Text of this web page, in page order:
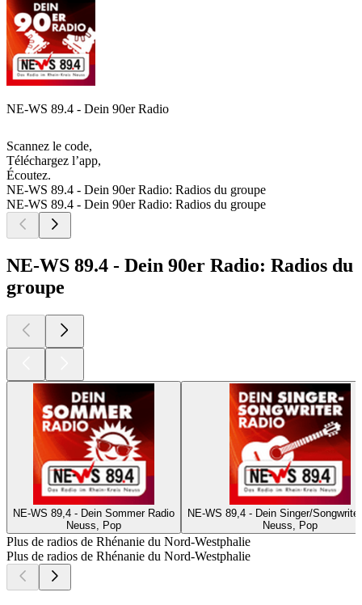
NE-WS 89.4 - Dein 90er Radio
Scannez le code,
Téléchargez l’app,
Écoutez.
NE-WS 89.4 - Dein 90er Radio: Radios du groupe
NE-WS 89.4 - Dein 90er Radio: Radios du groupe
NE-WS 89.4 - Dein 90er Radio: Radios du
groupe
NE-WS 89,4 - Dein Sommer Radio
Neuss, Pop
NE-WS 89,4 - Dein Singer/
Neuss, Pop
Plus de radios de Rhénanie du Nord-Westphalie
Plus de radios de Rhénanie du Nord-Westphalie